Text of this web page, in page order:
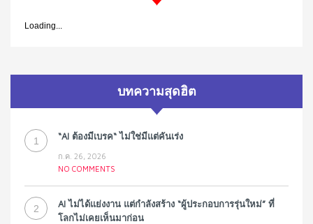
Loading...
บทความสุดฮิต
1 “AI ต้องมีเบรค“ ไม่ใช่มีแต่คันเร่ง
ก.ค. 26, 2026
NO COMMENTS
2
AI ไม่ได้แย่งงาน แต่กำลังสร้าง “ผู้ประกอบการรุ่นใหม่” ที่
โลกไม่เคยเห็นมาก่อน